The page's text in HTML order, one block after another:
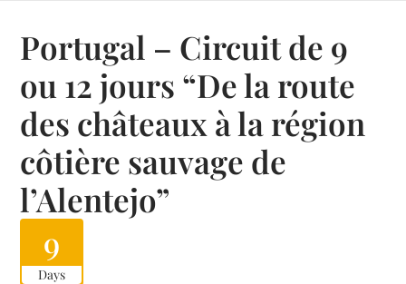
Portugal – Circuit de 9
ou 12 jours “De la route
des châteaux à la région
côtière sauvage de
l’Alentejo”
9
Days